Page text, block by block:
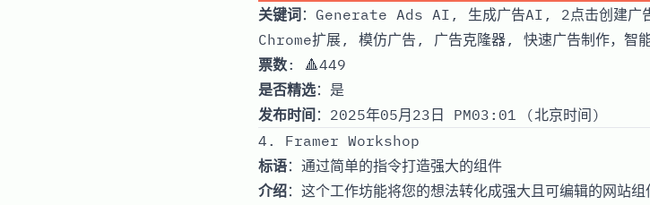
关键词：Generate Ads AI, 生成广告AI, 2点击创建
Chrome扩展, 模仿广告, 广告克隆器, 快速广告制作，智
票数: 🔺449
是否精选：是
发布时间 ：2025年05月23日 PM03:01 (北京时间)
4. Framer Workshop
标语：通过简单的指令打造强大的组件
介绍：这个工作坊能将您的想法转化成强大且可编辑的网站